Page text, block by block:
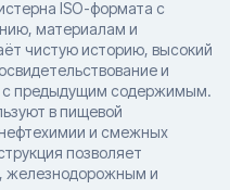
ISO-формата с
материалам и
чистую историю, высокий
и
с предыдущим содержимым.
в пищевой
и смежных
позволяет
железнодорожным и